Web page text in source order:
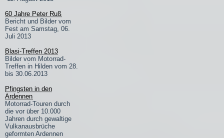
60 Jahre Peter Ruß
Bericht und Bilder vom
Fest am Samstag, 06.
Juli 2013
Blasi-Treffen 2013
Bilder vom Motorrad-
Treffen in Hilden vom 28.
bis 30.06.2013
Pfingsten in den
Ardennen
Motorrad-Touren durch
die vor über 10.000
Jahren durch gewaltige
Vulkanausbrüche
geformten Ardennen